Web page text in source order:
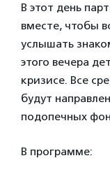
В этот день
вместе, чтобы
услышать
этого вечера
кризисе. Все
будут
подопечных
В программе: